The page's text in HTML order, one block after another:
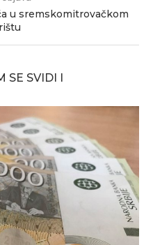
u sremskomitrovačkom
SE SVIDI I